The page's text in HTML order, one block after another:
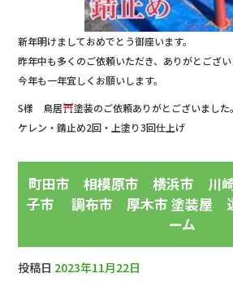
新年明けましておめでとう御座います。
昨年中も多くのご依頼いただき、ありがとござい
今年も一年宜しくお願いします。
S様 鳥居
塗装のご依頼ありがとございました。
ケレン・錆止め2回・上塗り3回仕上げ
町田市 相模原市 横浜市 川
子市 調布市 厚木市 塗装屋
ーム
投稿日 2023年11月22日